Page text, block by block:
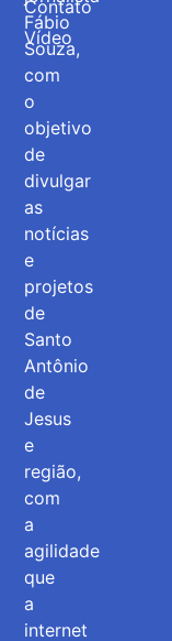
Fábio
Souza,
com
o
objetivo
de
divulgar
as
notícias
e
projetos
de
Santo
Antônio
de
Jesus
e
região,
com
a
agilidade
que
a
internet
Contato
Vídeo